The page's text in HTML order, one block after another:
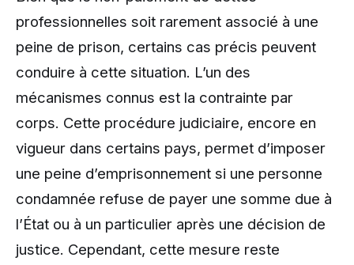
professionnelles soit rarement associé à une
peine de prison, certains cas précis peuvent
conduire à cette situation. L’un des
mécanismes connus est la contrainte par
corps. Cette procédure judiciaire, encore en
vigueur dans certains pays, permet d’imposer
une peine d’emprisonnement si une personne
condamnée refuse de payer une somme due à
l’État ou à un particulier après une décision de
justice. Cependant, cette mesure reste